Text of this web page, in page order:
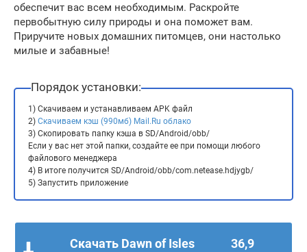
обеспечит вас всем необходимым. Раскройте
первобытную силу природы и она поможет вам.
Приручите новых домашних питомцев, они настолько
милые и забавные!
Порядок установки:
1) Скачиваем и устанавливаем APK файл
2) Скачиваем кэш (990мб) Mail.Ru облако
3) Скопировать папку кэша в SD/Android/obb/
Если у вас нет этой папки, создайте ее при помощи любого
файлового менеджера
4) В итоге получится SD/Android/obb/com.netease.hdjygb/
5) Запустить приложение
Скачать Dawn of Isles
36,9